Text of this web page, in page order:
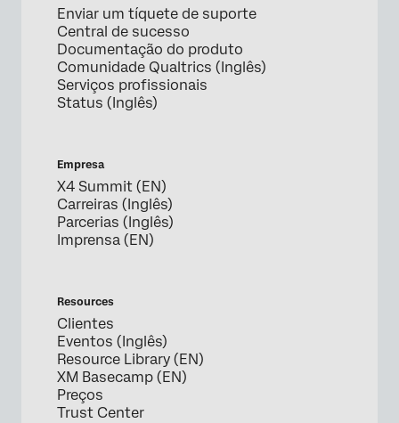
Enviar um tíquete de suporte
Central de sucesso
Documentação do produto
Comunidade Qualtrics (Inglês)
Serviços profissionais
Status (Inglês)
Empresa
X4 Summit (EN)
Carreiras (Inglês)
Parcerias (Inglês)
Imprensa (EN)
Resources
Clientes
Eventos (Inglês)
Resource Library (EN)
XM Basecamp (EN)
Preços
Trust Center